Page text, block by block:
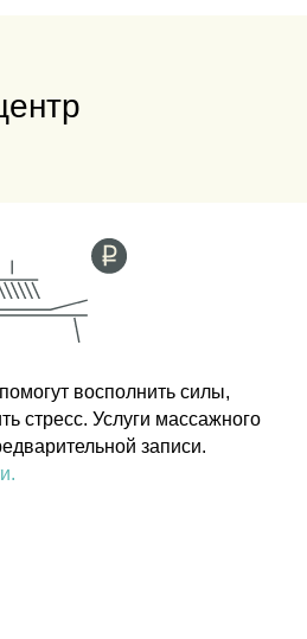
восполнить силы,
стресс. Услуги массажного
записи.
.